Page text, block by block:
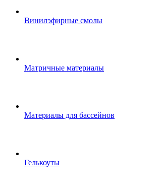
Винилэфирные смолы
Матричные материалы
Материалы для бассейнов
Гелькоуты